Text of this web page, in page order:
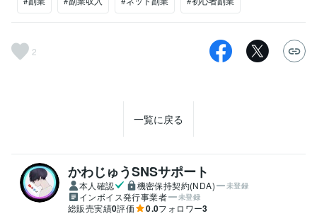
2
一覧に戻る
かわじゅうSNSサポート
本人確認 機密保持契約(NDA) 未登録
インボイス発行事業者 未登録
総販売実績0評価 0.0フォロワー3